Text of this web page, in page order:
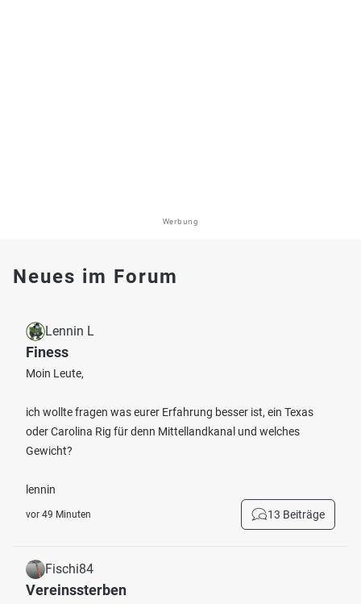
Werbung
Neues im Forum
Lennin L
Finess
Moin Leute,
ich wollte fragen was eurer Erfahrung besser ist, ein Texas
oder Carolina Rig für denn Mittellandkanal und welches
Gewicht?
lennin
vor 49 Minuten 13 Beiträge
Fischi84
Vereinssterben